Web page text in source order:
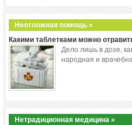
Неотложная помощь »
Какими таблетками можно
Дело лишь в дозе,
народная и
Нетрадиционная медицина »